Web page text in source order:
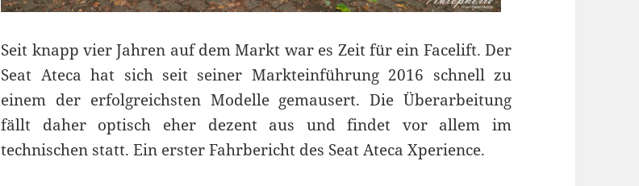
Seit knapp vier Jahren auf dem Markt war es Zeit für ein Facelift. Der
Seat Ateca hat sich seit seiner Markteinführung 2016 schnell zu
einem der erfolgreichsten Modelle gemausert. Die Überarbeitung
fällt daher optisch eher dezent aus und findet vor allem im
technischen statt. Ein erster Fahrbericht des Seat Ateca Xperience.